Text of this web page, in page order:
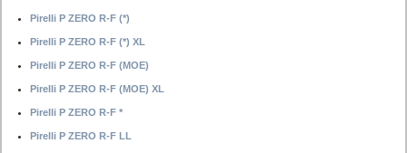
Pirelli P ZERO R-F (*)
Pirelli P ZERO R-F (*) XL
Pirelli P ZERO R-F (MOE)
Pirelli P ZERO R-F (MOE) XL
Pirelli P ZERO R-F *
Pirelli P ZERO R-F LL